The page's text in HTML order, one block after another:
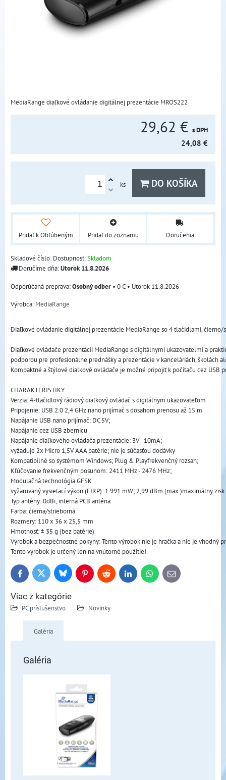
MediaRange diaľkové ovládanie digitálnej prezentácie MROS222
29,62 € s DPH
24,08 €
ks DO KOŠÍKA
Pridať k Obľúbeným Pridať do zoznamu Doručenia
Skladové číslo: Dostupnosť:Skladom
Doručíme dňa:Utorok11.8.2026
Osobný odber • 0 € • Utorok 11.8.2026
Výrobca: MediaRange
Diaľkové ovládanie digitálnej prezentácie MediaRange so 4 tlačidlami, čierno/
Diaľkové ovládače prezentácií MediaRange s digitálnymi ukazovateľmi a
podporou pre profesionálne prednášky a prezentácie v kanceláriách, školách
Kompaktné a štýlové diaľkové ovládače je možné pripojiť k počítaču cez USB
CHARAKTERISTIKY
Verzia: 4-tlačidlový rádiový diaľkový ovládač s digitálnym ukazovateľom
Pripojenie: USB 2.0 2,4 GHz nano prijímač s dosahom prenosu až 15 m
Napájanie USB nano prijímač: DC 5V;
Napájanie cez USB zbernicu
Napájanie diaľkového ovládača prezentácie: 3V - 10mA;
vyžaduje 2x Micro 1,5V AAA batérie; nie je súčasťou dodávky
Kompatibilné so systémom Windows; Plug & Playfrekvenčný rozsah;
Kľúčovanie frekvenčným posunom: 2411 MHz - 2476 MHz;
Modulačná technológia GFSK
vyžarovaný vysielací výkon (EIRP): 1 991 mW; 2,99 dBm (max.)maximálny
Typ antény: 0dBi; interná PCB anténa
Farba: čierna/strieborná
Rozmery: 110 x 36 x 25,5 mm
Hmotnosť: ± 35 g (bez batérie)
Výrobok a bezpečnostné pokyny: Tento výrobok nie je hračka a nie je vhodný
Tento výrobok je určený len na vnútorné použitie!
FacebookTwitter BlueskyPinterestReddit LinkedInWhatsApp
E-
mail
Viac z kategórie
PC príslušenstvo Novinky
Galéria
Galéria